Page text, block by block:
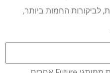
לביקורות החמות ביותר,